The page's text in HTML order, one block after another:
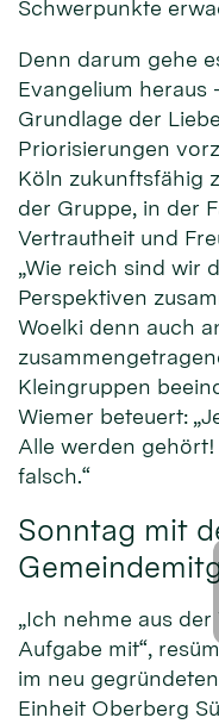
Schwerpunkte
Denn darum gehe
Evangelium heraus
Grundlage der
Priorisierungen
Köln zukunftsfähig
der Gruppe, in der
Vertrautheit und
„Wie reich sind wir
Perspektiven
Woelki denn auch
Kleingruppen
Wiemer beteuert:
Alle werden
falsch.“
Sonntag mit
„Ich nehme aus
Aufgabe mit“,
im neu
Einheit Oberberg